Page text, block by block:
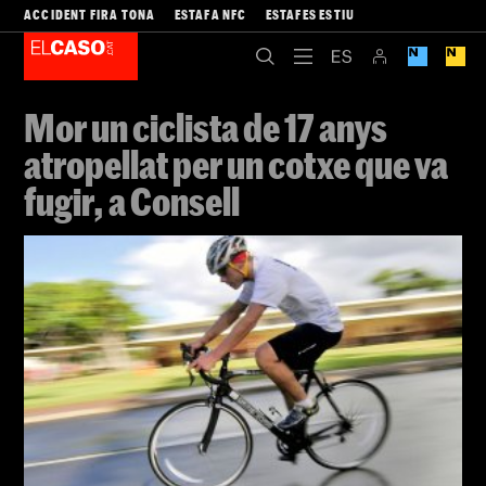
ACCIDENT FIRA TONA ESTAFA NFC ESTAFES ESTIU
Mor un ciclista de 17 anys
atropellat per un cotxe que va
fugir, a Consell